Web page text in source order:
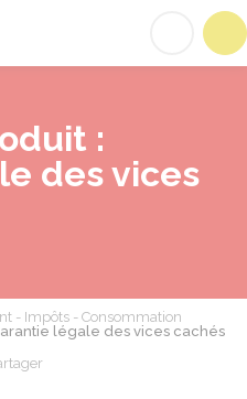
:
des vices
- Impôts - Consommation
légale des vices cachés